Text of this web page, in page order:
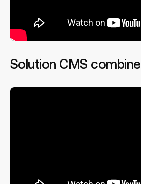
Solution CMS combine